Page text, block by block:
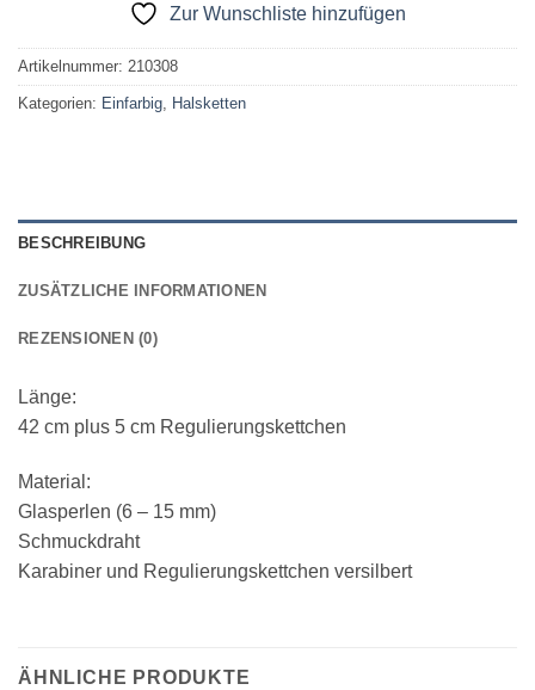
Zur Wunschliste hinzufügen
Artikelnummer: 210308
Kategorien: Einfarbig Halsketten
BESCHREIBUNG
ZUSÄTZLICHE INFORMATIONEN
REZENSIONEN (0)
Länge:
42 cm plus 5 cm Regulierungskettchen
Material:
Glasperlen (6 – 15 mm)
Schmuckdraht
Karabiner und Regulierungskettchen versilbert
ÄHNLICHE PRODUKTE